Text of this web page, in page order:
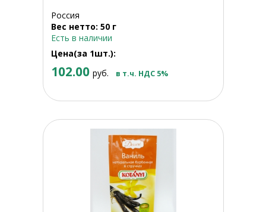
Россия
Вес нетто: 50 г
Есть в наличии
Цена(за 1шт.):
102.00 руб. в т.ч. НДС 5%